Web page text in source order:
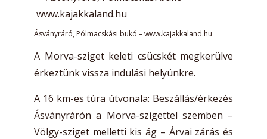
Ásványráró, Pólmacskási bukó – www.kajakkaland.hu
A Morva-sziget keleti csücskét megkerülve
érkeztünk vissza indulási helyünkre.
A 16 km-es túra útvonala: Beszállás/érkezés
Ásványrárón a Morva-szigettel szemben –
Völgy-sziget melletti kis ág – Árvai zárás és